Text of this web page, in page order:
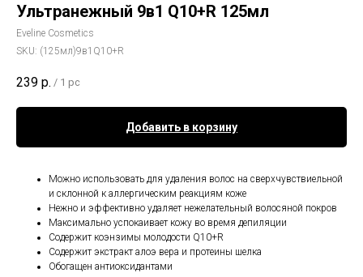
Ультранежный 9в1 Q10+R 125мл
Eveline Cosmetics
SKU: (125мл)9в1Q10+R
239 р. / 1 pc
Добавить в корзину
Можно использовать для удаления волос на сверхчувствиельной
и склонной к аллергическим реакциям коже
Нежно и эффективно удаляет нежелательный волосяной покров
Максимально успокаивает кожу во время депиляции
Содержит коэнзимы молодости Q10+R
Содержит экстракт алоэ вера и протеины шелка
Обогащен антиоксидантами